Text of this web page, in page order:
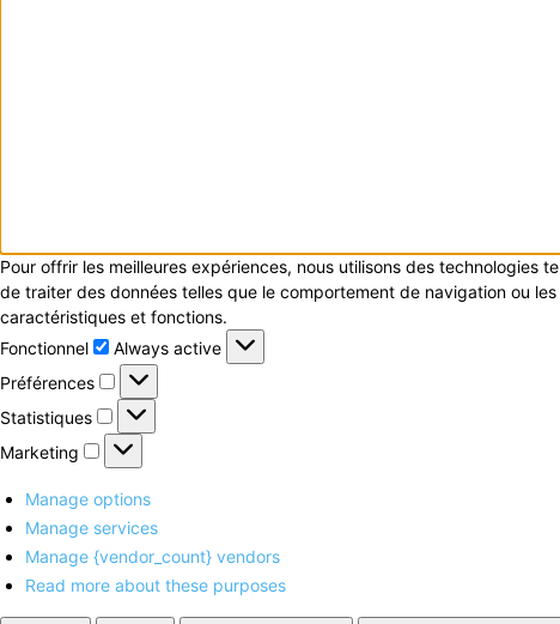
Pour offrir les meilleures expériences, nous utilisons des
de traiter des données telles que le comportement de navigation ou
caractéristiques et fonctions.
Fonctionnel
Fonctionnel
Always active
Préférences
Préférences
Statistiques
Statistiques
Marketing
Marketing
Manage options
Manage services
Manage {vendor_count} vendors
Read more about these purposes